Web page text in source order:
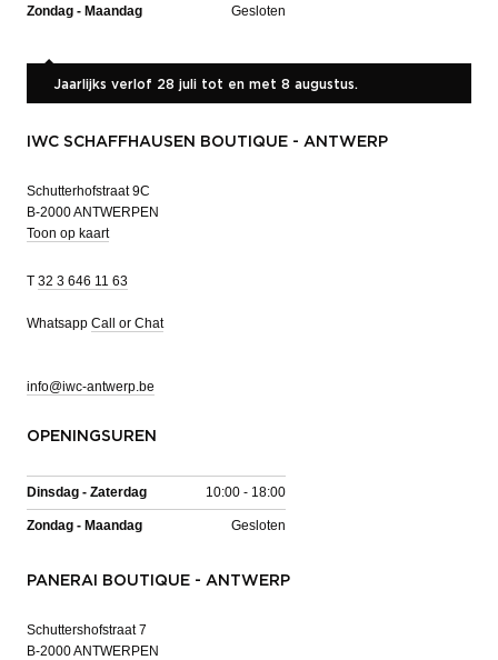
Zondag - Maandag Gesloten
Jaarlijks verlof 28 juli tot en met 8 augustus.
IWC SCHAFFHAUSEN BOUTIQUE - ANTWERP
Schutterhofstraat 9C
B-2000 ANTWERPEN
Toon op kaart
T 32 3 646 11 63
Whatsapp Call or Chat
info@iwc-antwerp.be
OPENINGSUREN
Dinsdag - Zaterdag 10:00 - 18:00
Zondag - Maandag Gesloten
PANERAI BOUTIQUE - ANTWERP
Schuttershofstraat 7
B-2000 ANTWERPEN